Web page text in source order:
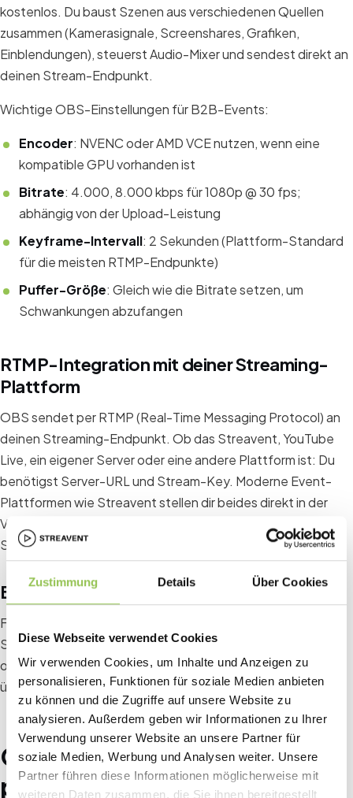
Zustimmung Details Über Cookies
Diese Webseite verwendet Cookies
Wir verwenden Cookies, um Inhalte und Anzeigen zu
personalisieren, Funktionen für soziale Medien anbieten
zu können und die Zugriffe auf unsere Website zu
analysieren. Außerdem geben wir Informationen zu Ihrer
Verwendung unserer Website an unsere Partner für
soziale Medien, Werbung und Analysen weiter. Unsere
Partner führen diese Informationen möglicherweise mit
weiteren Daten zusammen, die Sie ihnen bereitgestellt
kostenlos. Du baust Szenen aus verschiedenen Quellen
zusammen (Kamerasignale, Screenshares, Grafiken,
Einblendungen), steuerst Audio-Mixer und sendest direkt an
deinen Stream-Endpunkt.
Wichtige OBS-Einstellungen für B2B-Events:
Encoder: NVENC oder AMD VCE nutzen, wenn eine
kompatible GPU vorhanden ist
Bitrate: 4.000, 8.000 kbps für 1080p @ 30 fps;
abhängig von der Upload-Leistung
Keyframe-Intervall: 2 Sekunden (Plattform-Standard
für die meisten RTMP-Endpunkte)
Puffer-Größe: Gleich wie die Bitrate setzen, um
Schwankungen abzufangen
RTMP-Integration mit deiner Streaming-
Plattform
OBS sendet per RTMP (Real-Time Messaging Protocol) an
deinen Streaming-Endpunkt. Ob das Streavent, YouTube
Live, ein eigener Server oder eine andere Plattform ist: Du
benötigst Server-URL und Stream-Key. Moderne Event-
Plattformen wie Streavent stellen dir beides direkt in der
Veranstaltungsoberfläche bereit, sodass keine manuelle
Serverkonfiguration nötig ist.
Backup-Streaming-Software
Für kritische Events lohnt es sich, eine zweite Streaming-
Software parallel zu konfigurieren, zum Beispiel Streamlabs
oder vMix. Fällt OBS aus, kannst du innerhalb von Sekunden
übernehmen.
Optionale Erweiterungen für
professionellere Events